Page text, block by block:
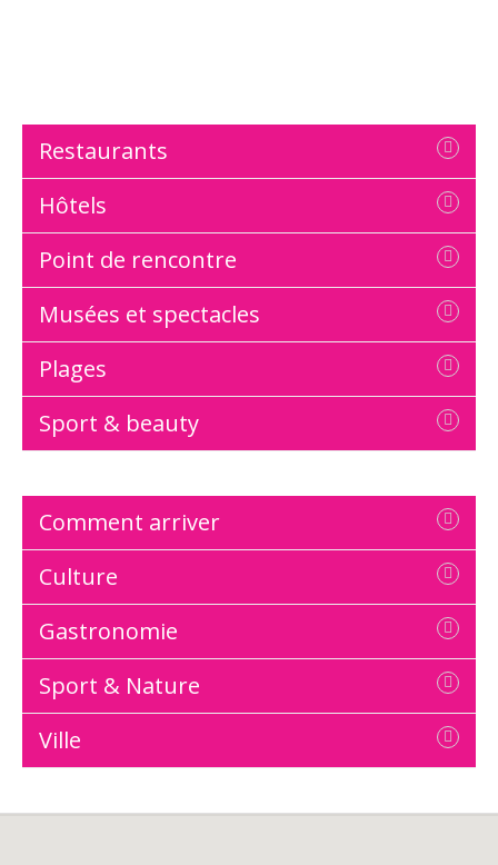
Restaurants
Hôtels
Point de rencontre
Musées et spectacles
Plages
Sport & beauty
Comment arriver
Culture
Gastronomie
Sport & Nature
Ville